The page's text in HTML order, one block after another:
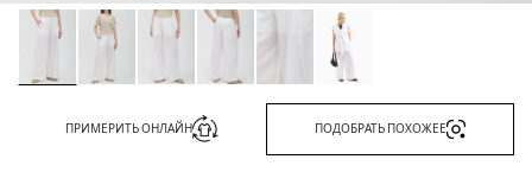
ПРИМЕРИТЬ ОНЛАЙН ПОДОБРАТЬ ПОХОЖЕЕ